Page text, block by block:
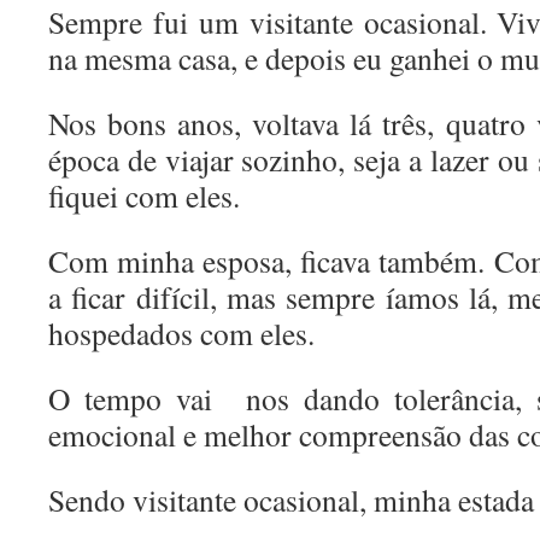
Sempre fui um visitante ocasional.
na mesma casa, e depois eu ganhei o
Nos bons anos, voltava lá três, quatro
época de viajar sozinho, seja a lazer
fiquei com eles.
Com minha esposa, ficava também.
a ficar difícil, mas sempre íamos lá,
hospedados com eles.
O tempo vai nos dando tolerância,
emocional e melhor compreensão das
Sendo visitante ocasional, minha